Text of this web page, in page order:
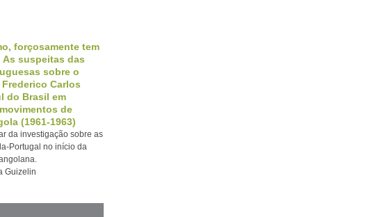
forçosamente tem
suspeitas das
sobre o
Carlos
do Brasil em
de
(1961-1963)
da investigação sobre as
Portugal no início da
Guizelin